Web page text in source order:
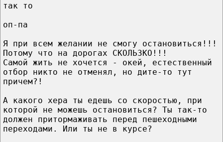
так то
оп-па
Я при всем желании не смогу остановиться!!!
Потому что на дорогах СКОЛЬЗКО!!!
Самой жить не хочется - окей, естественный
отбор никто не отменял, но дите-то тут
причем?!
А какого хера ты едешь со скоростью, при
которой не можешь остановиться? Ты так-то
должен притормаживать перед пешеходными
переходами. Или ты не в курсе?